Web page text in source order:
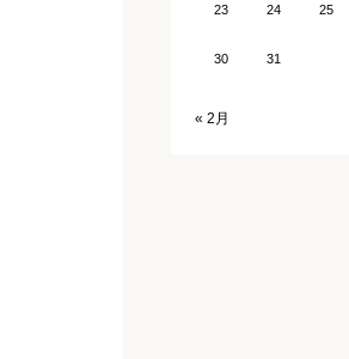
沖縄
23 24 25
30 31
« 2月